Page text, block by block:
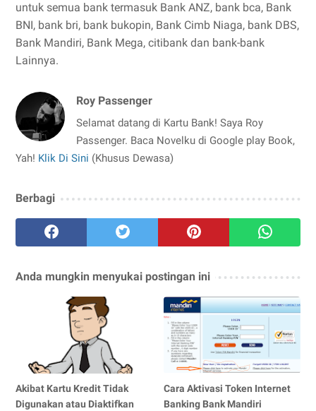
untuk semua bank termasuk Bank ANZ, bank bca, Bank
BNI, bank bri, bank bukopin, Bank Cimb Niaga, bank DBS,
Bank Mandiri, Bank Mega, citibank dan bank-bank
Lainnya.
Roy Passenger
Selamat datang di Kartu Bank! Saya Roy
Passenger. Baca Novelku di Google play Book,
Yah! Klik Di Sini (Khusus Dewasa)
Berbagi
Anda mungkin menyukai postingan ini
Akibat Kartu Kredit Tidak
Digunakan atau Diaktifkan
Cara Aktivasi Token Internet
Banking Bank Mandiri